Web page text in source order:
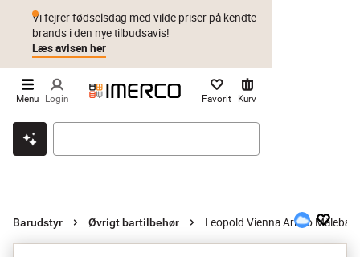
Klik & hent Byt i 1 år Prismatch
Vi fejrer fødselsdag med vilde priser på kendte
brands i den nye tilbudsavis!
Læs avisen her
Menu Login Favorit Kurv
Barudstyr Øvrigt bartilbehør Leopold Vienna Arinto